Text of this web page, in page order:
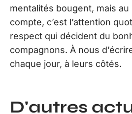
mentalités bougent, mais au
compte, c’est l’attention
respect qui décident du
compagnons. À nous
chaque jour, à leurs côtés.
D'autres